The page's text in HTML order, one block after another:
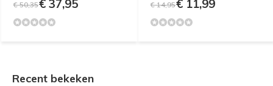
€ 50,35€ 37,95 € 14,95€ 11,99
Recent bekeken